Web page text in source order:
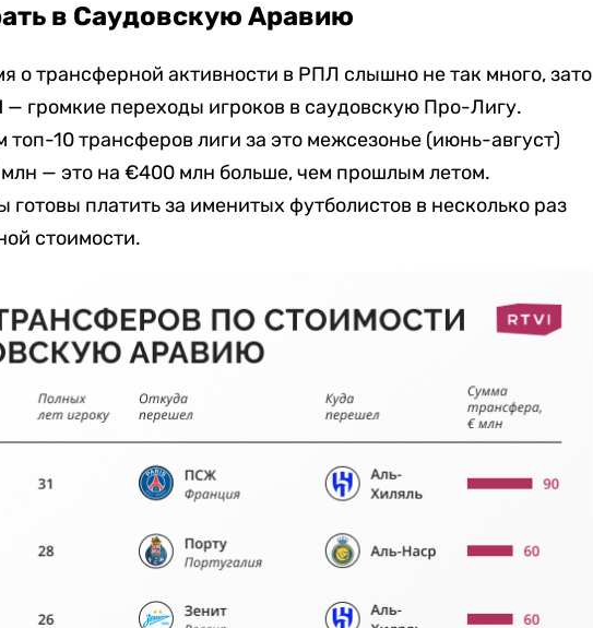
в Саудовскую Аравию
о трансферной активности в РПЛ слышно не так много, зато
— громкие переходы игроков в саудовскую Про-Лигу.
10 трансферов лиги за это межсезонье (июнь-август)
— это на €400 млн больше, чем прошлым летом.
готовы платить за именитых футболистов в несколько раз
стоимости.